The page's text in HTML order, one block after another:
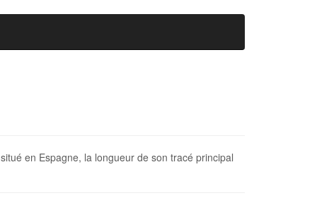
en Espagne, la longueur de son tracé principal